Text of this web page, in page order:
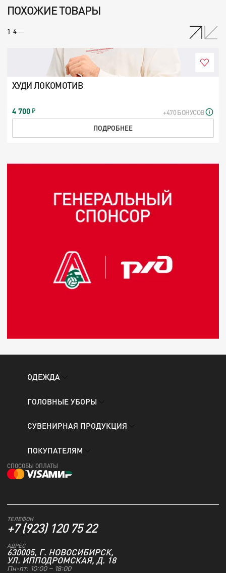
1 4
ПОХОЖИЕ ТОВАРЫ
ХУДИ ЛОКОМОТИВ
4 700
+470 БОНУСОВ
ПОДРОБНЕЕ
ОДЕЖДА
ГОЛОВНЫЕ УБОРЫ
СУВЕНИРНАЯ ПРОДУКЦИЯ
ПОКУПАТЕЛЯМ
СПОСОБЫ ОПЛАТЫ
ТЕЛЕФОН
+7 (923) 120 75 22
АДРЕС
630005, Г. НОВОСИБИРСК,
УЛ. ИППОДРОМСКАЯ, Д. 18
Пн-пт: 10:00 – 18:00